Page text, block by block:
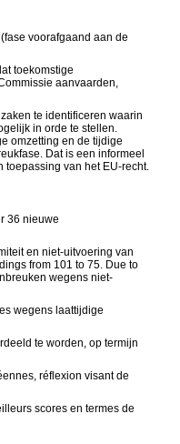
voorafgaand aan de
toekomstige
aanvaarden,
te identificeren waarin
in orde te stellen.
omzetting en de tijdige
Dat is een informeel
toepassing van het EU-recht.
36 nieuwe
en niet-uitvoering van
from 101 to 75. Due to
wegens niet-
wegens laattijdige
te worden, op termijn
réflexion visant de
scores en termes de